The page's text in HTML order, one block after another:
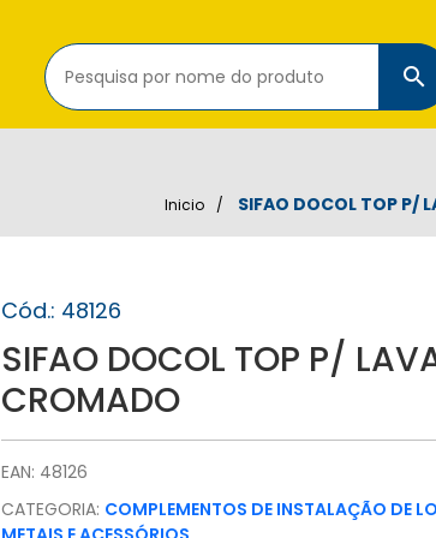
search
Inicio SIFAO DOCOL TOP P/
Cód.: 48126
SIFAO DOCOL TOP P/
CROMADO
EAN: 48126
CATEGORIA: COMPLEMENTOS DE INSTALAÇÃO DE